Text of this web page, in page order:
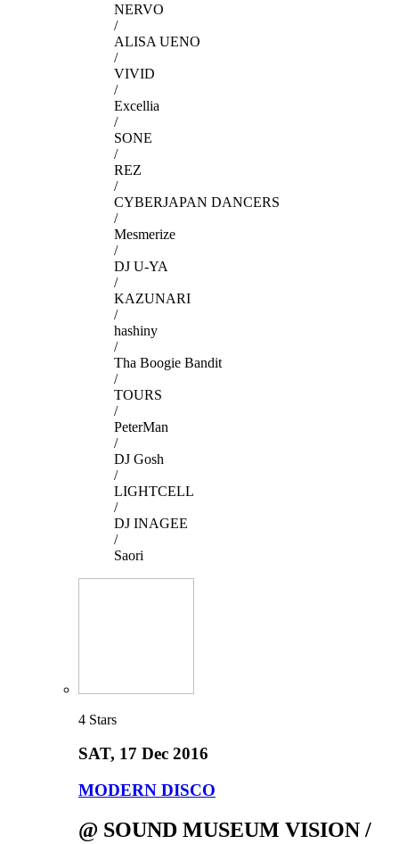
NERVO
/
ALISA UENO
/
VIVID
/
Excellia
/
SONE
/
REZ
/
CYBERJAPAN DANCERS
/
Mesmerize
/
DJ U-YA
/
KAZUNARI
/
hashiny
/
Tha Boogie Bandit
/
TOURS
/
PeterMan
/
DJ Gosh
/
LIGHTCELL
/
DJ INAGEE
/
Saori
4 Stars
SAT, 17 Dec 2016
MODERN DISCO
@ SOUND MUSEUM VISION /